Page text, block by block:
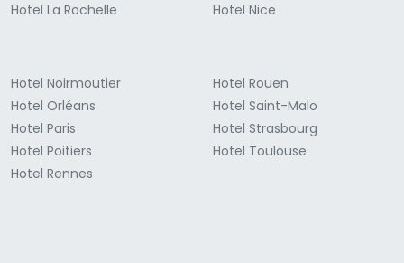
Hotel La Rochelle
Hotel Nice
Hotel Noirmoutier
Hotel Orléans
Hotel Paris
Hotel Poitiers
Hotel Rennes
Hotel Rouen
Hotel Saint-Malo
Hotel Strasbourg
Hotel Toulouse